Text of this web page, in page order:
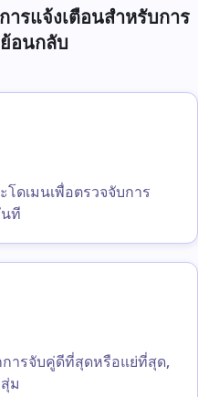
ารแจ้งเตือนสำหรับการ
อนกลับ
ดเมนเพื่อตรวจจับการ
ที
การจับคู่ดีที่สุดหรือแย่ที่สุด,
ม